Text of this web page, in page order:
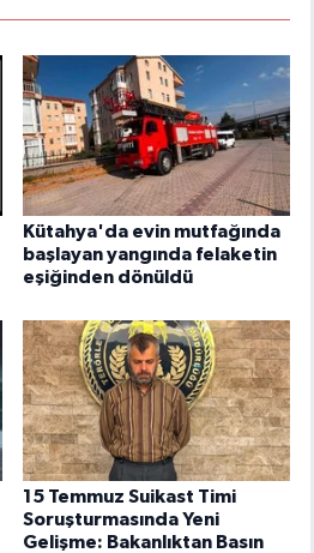
Kütahya'da evin mutfağında
başlayan yangında felaketin
eşiğinden dönüldü
15 Temmuz Suikast Timi
Soruşturmasında Yeni
Gelişme: Bakanlıktan Basın